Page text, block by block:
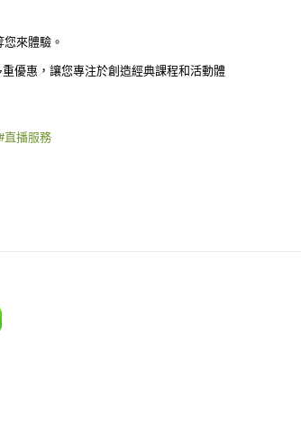
來體驗。
優惠，讓您專注於創造經典課程和活動體
直播服務